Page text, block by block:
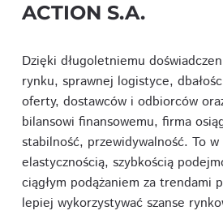
ACTION S.A.
Dzięki długoletniemu
rynku, sprawnej logistyce,
oferty, dostawców i odbiorców
bilansowi finansowemu, firma
stabilność, przewidywalność. To w
elastycznością, szybkością
ciągłym podążaniem za trendami
lepiej wykorzystywać szanse